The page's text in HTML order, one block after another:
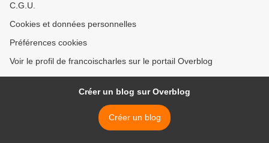
C.G.U.
Cookies et données personnelles
Préférences cookies
Voir le profil de francoischarles sur le portail Overblog
Créer un blog sur Overblog
Créer un blog